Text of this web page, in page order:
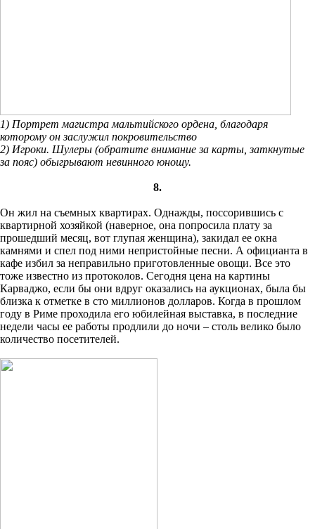
1) Портрет магистра мальтийского ордена, благодаря
которому он заслужил покровительство
2) Игроки. Шулеры (обратите внимание за карты, заткнутые
за пояс) обыгрывают невинного юношу.
8.
Он жил на съемных квартирах. Однажды, поссорившись с
квартирной хозяйкой (наверное, она попросила плату за
прошедший месяц, вот глупая женщина), закидал ее окна
камнями и спел под ними непристойные песни. А официанта в
кафе избил за неправильно приготовленные овощи. Все это
тоже известно из протоколов. Сегодня цена на картины
Карваджо, если бы они вдруг оказались на аукционах, была бы
близка к отметке в сто миллионов долларов. Когда в прошлом
году в Риме проходила его юбилейная выставка, в последние
недели часы ее работы продлили до ночи – столь велико было
количество посетителей.